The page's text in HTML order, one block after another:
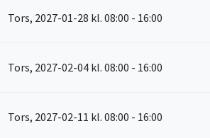
Tors, 2027-01-28 kl. 08:00 - 16:00
Tors, 2027-02-04 kl. 08:00 - 16:00
Tors, 2027-02-11 kl. 08:00 - 16:00